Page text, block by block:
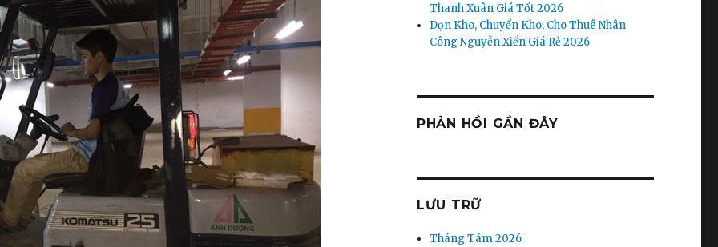
Thanh Xuân Giá Tốt 2026
Dọn Kho, Chuyển Kho, Cho Thuê Nhân
Công Nguyễn Xiển Giá Rẻ 2026
PHẢN HỒI GẦN ĐÂY
LƯU TRỮ
Tháng Tám 2026